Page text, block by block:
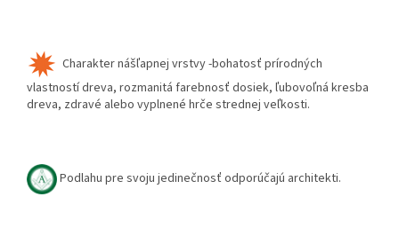
Charakter nášľapnej vrstvy -bohatosť prírodných
vlastností dreva, rozmanitá farebnosť dosiek, ľubovoľná kresba
dreva, zdravé alebo vyplnené hrče strednej veľkosti.
Podlahu pre svoju jedinečnosť odporúčajú architekti.